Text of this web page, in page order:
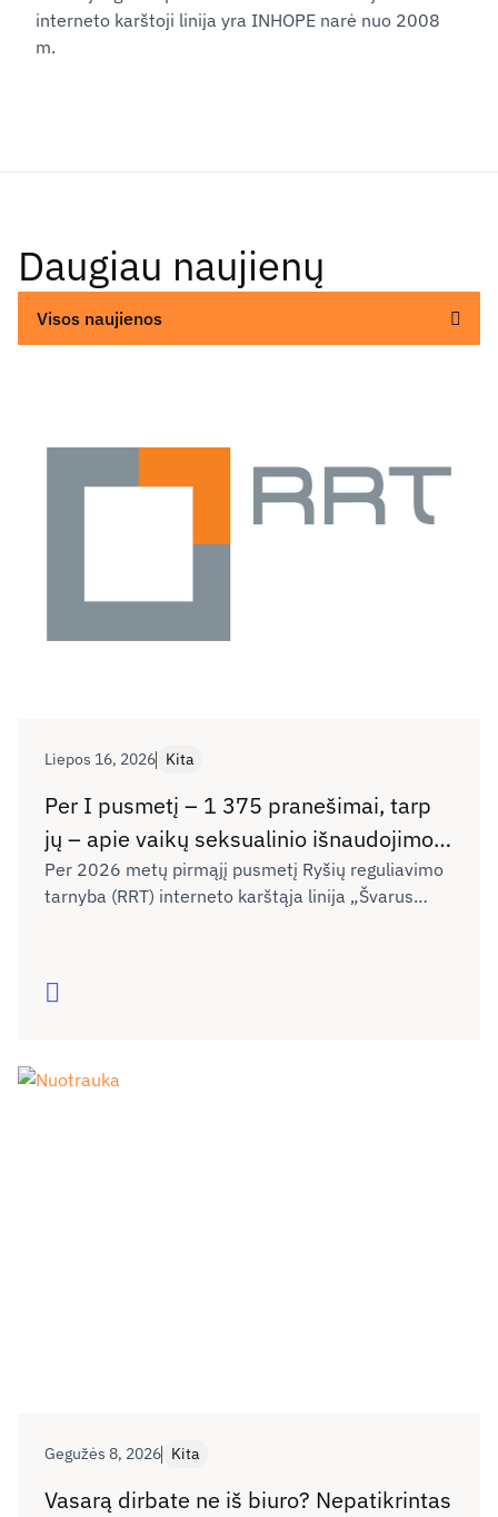
interneto karštoji linija yra INHOPE narė nuo 2008
m.
Daugiau naujienų
Visos naujienos
Liepos 16, 2026 Kita
Per I pusmetį – 1 375 pranešimai, tarp
jų – apie vaikų seksualinio išnaudojimo
vaizdus ir kibernetines patyčias
internete
Per 2026 metų pirmąjį pusmetį Ryšių reguliavimo
tarnyba (RRT) interneto karštąja linija „Švarus
su 2025 metų tuo pačiu laikotarpiu (1 457
skaitmeninėje erdvėje augantis vaikų seksualinio
Skaityti
Gegužės 8, 2026 Kita
Vasarą dirbate ne iš biuro? Nepatikrintas